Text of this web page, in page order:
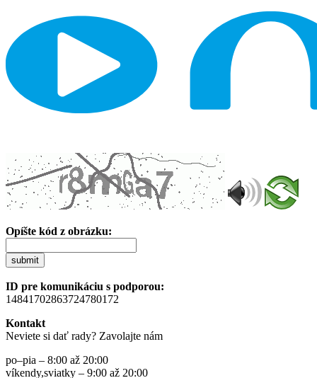
Opíšte kód z obrázku:
submit
ID pre komunikáciu s podporou:
14841702863724780172
Kontakt
Neviete si dať rady? Zavolajte nám
po–pia – 8:00 až 20:00
víkendy,sviatky – 9:00 až 20:00